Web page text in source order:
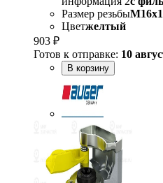
Размер резьбы
Цветжелтый
903 ₽
Готов к отправке: 10
В корзину